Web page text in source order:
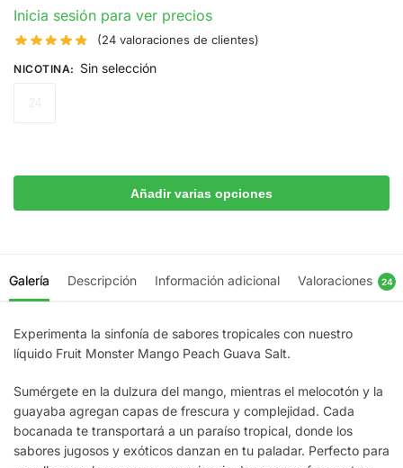
Inicia sesión para ver precios
(24 valoraciones de clientes)
NICOTINA: Sin selección
Añadir varias opciones
Galería Descripción Información adicional Valoraciones 24
Experimenta la sinfonía de sabores tropicales con nuestro
líquido Fruit Monster Mango Peach Guava Salt.
Sumérgete en la dulzura del mango, mientras el melocotón y la
guayaba agregan capas de frescura y complejidad. Cada
bocanada te transportará a un paraíso tropical, donde los
sabores jugosos y exóticos danzan en tu paladar. Perfecto para